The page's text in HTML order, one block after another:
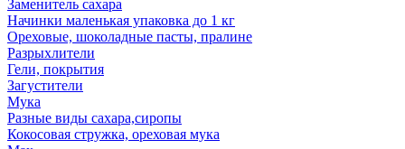
Заменитель сахара
Начинки маленькая упаковка до 1 кг
Ореховые, шоколадные пасты, пралине
Разрыхлители
Гели, покрытия
Загустители
Мука
Разные виды сахара,сиропы
Кокосовая стружка, ореховая мука